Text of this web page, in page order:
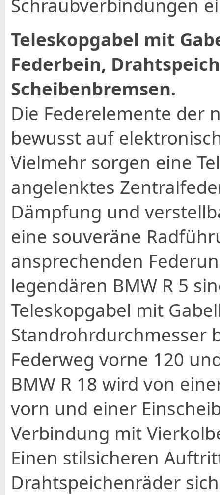
Schraubverbindungen
Teleskopgabel mit
Federbein,
Scheibenbremsen.
Die Federelemente der
bewusst auf
Vielmehr sorgen eine
angelenktes
Dämpfung und
eine souveräne
ansprechenden
legendären BMW R 5
Teleskopgabel mit
Standrohrdurchmesser
Federweg vorne 120
BMW R 18 wird von
vorn und einer
Verbindung mit
Einen stilsicheren
Drahtspeichenräder